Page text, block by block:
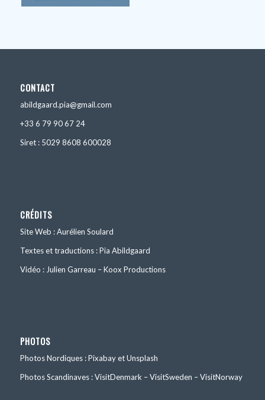
CONTACT
abildgaard.pia@gmail.com
+33 6 79 90 67 24
Siret : 5029 8608 600028
CRÉDITS
Site Web : Aurélien Soulard
Textes et traductions : Pia Abildgaard
Vidéo : Julien Garreau – Koox Productions
PHOTOS
Photos Nordiques : Pixabay et Unsplash
Photos Scandinaves : VisitDenmark – VisitSweden – VisitNorway